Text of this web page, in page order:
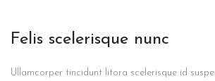
Felis scelerisque nunc
Ullamcorper tincidunt litora scelerisque id